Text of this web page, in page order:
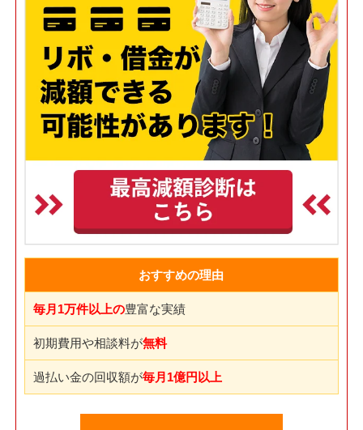
おすすめの理由
毎月1万件以上の豊富な実績
初期費用や相談料が無料
過払い金の回収額が毎月1億円以上